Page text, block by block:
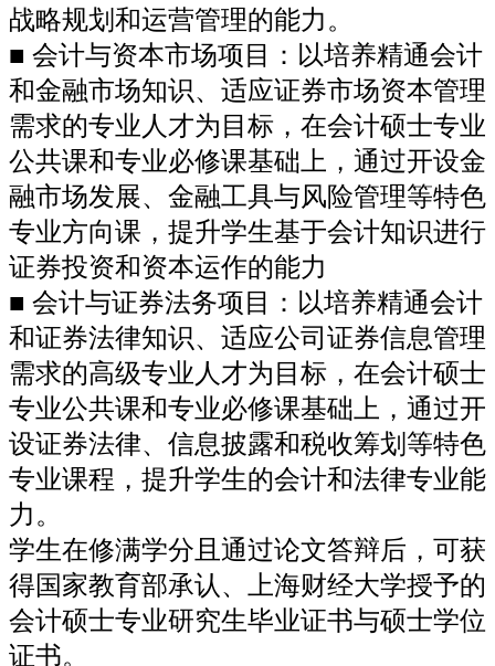
战略规划和运营管理的能力。
■ 会计与资本市场项目：以培养精通会计
和金融市场知识、适应证券市场资本管理
需求的专业人才为目标，在会计硕士专业
公共课和专业必修课基础上，通过开设金
融市场发展、金融工具与风险管理等特色
专业方向课，提升学生基于会计知识进行
证券投资和资本运作的能力
■ 会计与证券法务项目：以培养精通会计
和证券法律知识、适应公司证券信息管理
需求的高级专业人才为目标，在会计硕士
专业公共课和专业必修课基础上，通过开
设证券法律、信息披露和税收筹划等特色
专业课程，提升学生的会计和法律专业能
力。
学生在修满学分且通过论文答辩后，可获
得国家教育部承认、上海财经大学授予的
会计硕士专业研究生毕业证书与硕士学位
证书。